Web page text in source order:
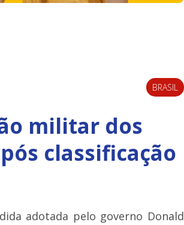
BRASIL
militar dos
classificação
adotada pelo governo Donald